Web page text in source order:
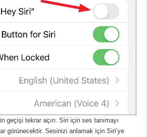
geçişi tekrar açın.Siri için ses tanımayı
görünecektir.Sesinizi anlamak için Siri’ye